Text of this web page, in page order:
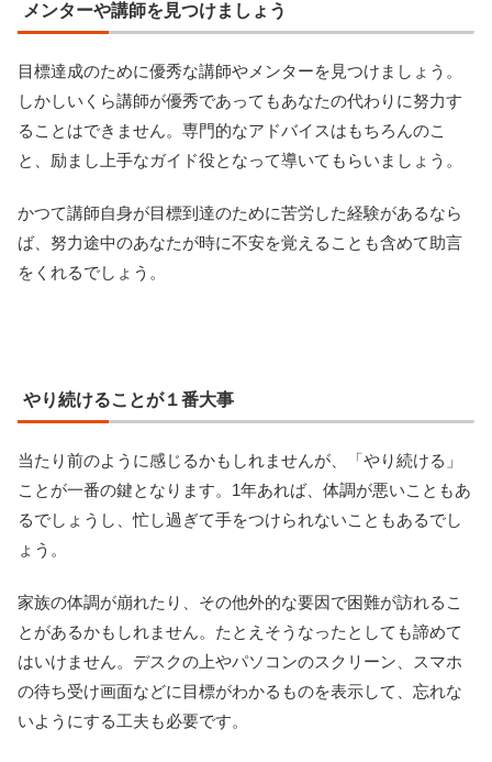
メンターや講師を見つけましょう
目標達成のために優秀な講師やメンターを見つけましょう。
しかしいくら講師が優秀であってもあなたの代わりに努力す
ることはできません。専門的なアドバイスはもちろんのこ
と、励まし上手なガイド役となって導いてもらいましょう。
かつて講師自身が目標到達のために苦労した経験があるなら
ば、努力途中のあなたが時に不安を覚えることも含めて助言
をくれるでしょう。
やり続けることが１番大事
当たり前のように感じるかもしれませんが、「やり続ける」
ことが一番の鍵となります。1年あれば、体調が悪いこともあ
るでしょうし、忙し過ぎて手をつけられないこともあるでし
ょう。
家族の体調が崩れたり、その他外的な要因で困難が訪れるこ
とがあるかもしれません。たとえそうなったとしても諦めて
はいけません。デスクの上やパソコンのスクリーン、スマホ
の待ち受け画面などに目標がわかるものを表示して、忘れな
いようにする工夫も必要です。